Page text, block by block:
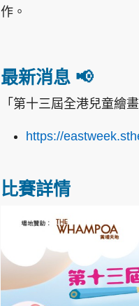
關於我們
作。
最新消息 📢
「第十三屆全港兒童繪
https://
比賽詳情